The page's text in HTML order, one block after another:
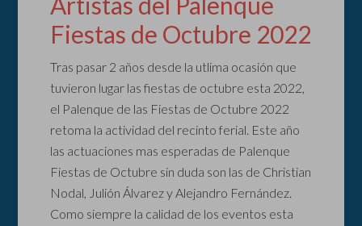
Fiestas de Octubre 2022
Tras pasar 2 años desde la utlima ocasión que
tuvieron lugar las fiestas de octubre esta 2022,
el Palenque de las Fiestas de Octubre 2022
retoma la actividad del recinto ferial. Este año
las actuaciones mas esperadas de Palenque
Fiestas de Octubre sin duda son las de Christian
Nodal, Julión Álvarez y Alejandro Fernández.
Como siempre la calidad de los eventos esta